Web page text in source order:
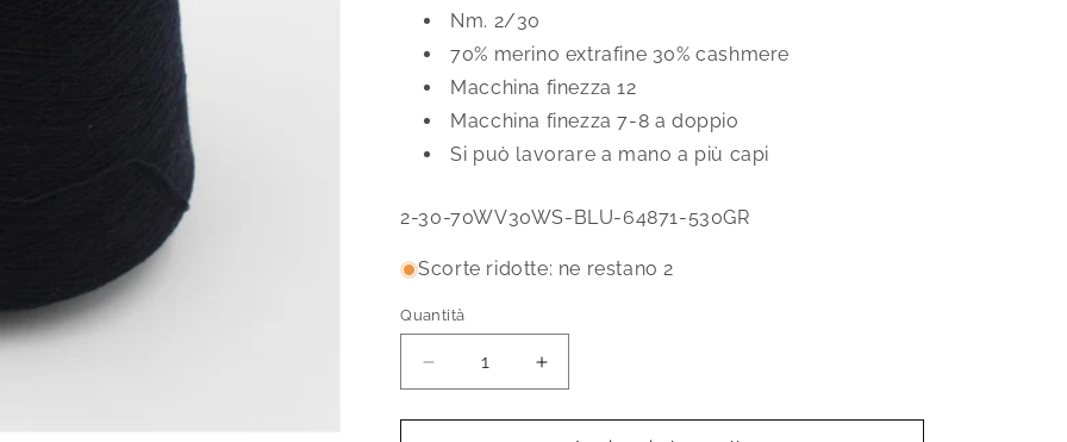
Nm. 2/30
70% merino extrafine 30% cashmere
Macchina finezza 12
Macchina finezza 7-8 a doppio
Si può lavorare a mano a più capi
SKU:
2-30-70WV30WS-BLU-64871-530GR
Scorte ridotte: ne restano 2
Quantità
Quantità
Diminuisci
quantità
per
Aumenta
quantità
per